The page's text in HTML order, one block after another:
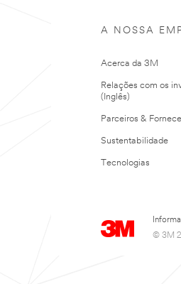
A NOSSA
Acerca da 3M
Relações com os
(Inglês)
Parceiros &
Sustentabilidade
Tecnologias
© 3M